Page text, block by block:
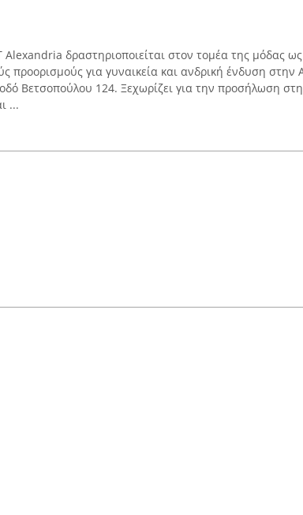
Alexandria δραστηριοποιείται στον τομέα της μόδας
προορισμούς για γυναικεία και ανδρική ένδυση στην
Βετσοπούλου 124. Ξεχωρίζει για την προσήλωση
...